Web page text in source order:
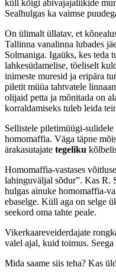
küll kõigi abivajajaliikide
Sealhulgas ka vaimse
On ülimalt üllatav, et
Tallinna vanalinna lubades
Solmaniga. Igaüks, kes teda
lahkesüdamelise, tõeliselt
inimeste muresid ja eripära
piletit müüa tahtvatele
olijaid petta ja mõnitada on
korraldamiseks tuleb leida
Sellistele piletimüügi-
homomaffia. Väga täpne
ärakasutajate tegeliku
Homomaffia-vastases
lahinguväljal sõdur”. Kas R.
hulgas ainuke homomaffia-
ebaselge. Küll aga on selge
seekord oma tahte peale.
Vikerkaareveiderdajate
valel ajal, kuid toimus. Seega
Mida saame siis teha? Kas